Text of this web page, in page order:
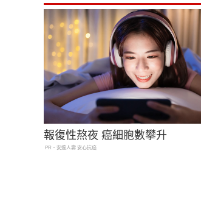
報復性熬夜 癌細胞數攀升
PR・安達人壽 安心抗癌